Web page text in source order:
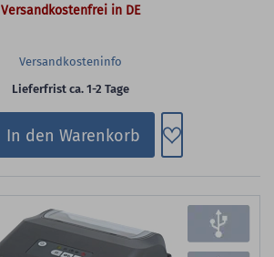
Versandkostenfrei in DE
Versandkosteninfo
Lieferfrist ca. 1-2 Tage
In den Warenkorb Zum